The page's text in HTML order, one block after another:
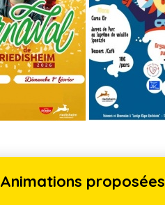
Animations proposées